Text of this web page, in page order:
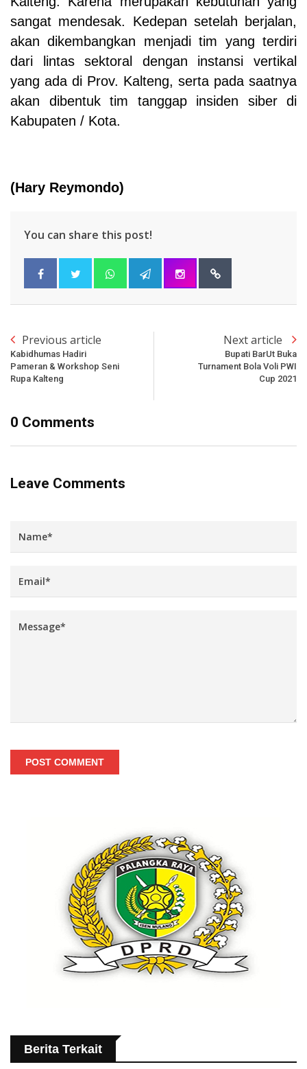
sangat mendesak. Kedepan setelah berjalan,
akan dikembangkan menjadi tim yang terdiri
dari lintas sektoral dengan instansi vertikal
yang ada di Prov. Kalteng, serta pada saatnya
akan dibentuk tim tanggap insiden siber di
Kabupaten / Kota.
(Hary Reymondo)
You can share this post!
Previous article
Kabidhumas Hadiri
Pameran & Workshop Seni
Rupa Kalteng
Next article
Bupati BarUt Buka
Turnament Bola Voli PWI
Cup 2021
0 Comments
Leave Comments
POST COMMENT
Berita Terkait